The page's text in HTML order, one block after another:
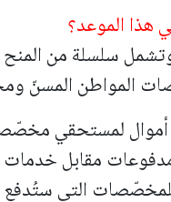
الموعد؟
سلسلة من
المواطن المسنّ
لمستحقي
مقابل خدمات